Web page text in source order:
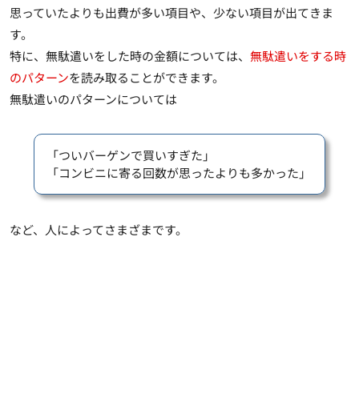
思っていたよりも出費が多い項目や、少ない項目が出てきま
す。
特に、無駄遣いをした時の金額については、 無駄遣いをする時
のパターンを読み取ることができます。
無駄遣いのパターンについては
「ついバーゲンで買いすぎた」
「コンビニに寄る回数が思ったよりも多かった」
など、人によってさまざまです。